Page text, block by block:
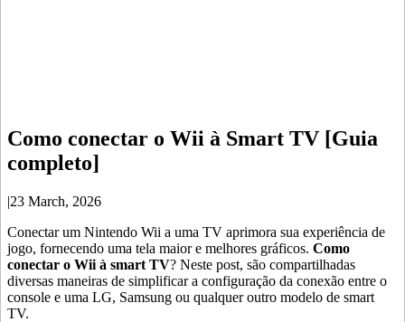
Como conectar o Wii à Smart TV [Guia
completo]
|23 March, 2026
Conectar um Nintendo Wii a uma TV aprimora sua experiência de
jogo, fornecendo uma tela maior e melhores gráficos. Como
conectar o Wii à smart TV? Neste post, são compartilhadas
diversas maneiras de simplificar a configuração da conexão entre o
console e uma LG, Samsung ou qualquer outro modelo de smart
TV.